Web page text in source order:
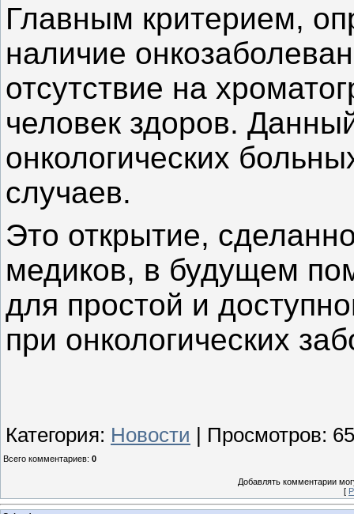
Главным критерием,
наличие
отсутствие на
человек здоров.
онкологических
случаев.
Это открытие,
медиков, в будущем
для простой и
при онкологических
Категория: Новости Просмотров:
Всего комментариев: 0
Добавлять комментарии
[